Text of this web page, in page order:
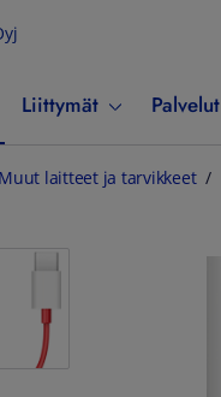
Liittymät Palvelut
Muut laitteet ja tarvikkeet